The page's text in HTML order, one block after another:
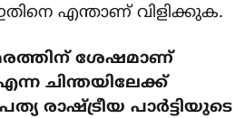
ഇതിനെ എന്താണ് വിളിക്കുക.
ശേഷമാണ്
എന്ന ചിന്തയിലേക്ക്
രാഷ്ട്രീയ പാർട്ടിയുടെ